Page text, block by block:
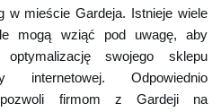
w mieście Gardeja. Istnieje wiele
mogą wziąć pod uwagę, aby
optymalizację swojego sklepu
Odpowiednio
pozwoli firmom z Gardeji na